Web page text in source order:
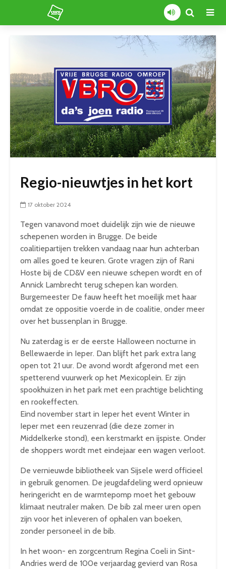
Regio-nieuwtjes in het kort
17 oktober 2024
Tegen vanavond moet duidelijk zijn wie de nieuwe
schepenen worden in Brugge. De beide
coalitiepartijen trekken vandaag naar hun achterban
om alles goed te keuren. Grote vragen zijn of Rani
Hoste bij de CD&V een nieuwe schepen wordt en of
Annick Lambrecht terug schepen kan worden.
Burgemeester De fauw heeft het moeilijk met haar
omdat ze oppositie voerde in de coalitie, onder meer
over het bussenplan in Brugge.
Nu zaterdag is er de eerste Halloween nocturne in
Bellewaerde in Ieper. Dan blijft het park extra lang
open tot 21 uur. De avond wordt afgerond met een
spetterend vuurwerk op het Mexicoplein. Er zijn
spookhuizen in het park met een prachtige belichting
en rookeffecten.
Eind november start in Ieper het event Winter in
Ieper met een reuzenrad (die deze zomer in
Middelkerke stond), een kerstmarkt en ijspiste. Onder
de shoppers wordt met eindejaar een wagen verloot.
De vernieuwde bibliotheek van Sijsele werd officieel
in gebruik genomen. De jeugdafdeling werd opnieuw
heringericht en de warmtepomp moet het gebouw
klimaat neutraler maken. De bib zal meer uren open
zijn voor het inleveren of ophalen van boeken,
zonder personeel in de bib.
In het woon- en zorgcentrum Regina Coeli in Sint-
Andries werd de 100e verjaardag gevierd van Rosa